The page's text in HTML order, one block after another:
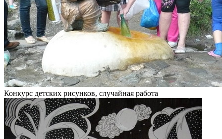
Конкурс детских рисунков, случайная работа